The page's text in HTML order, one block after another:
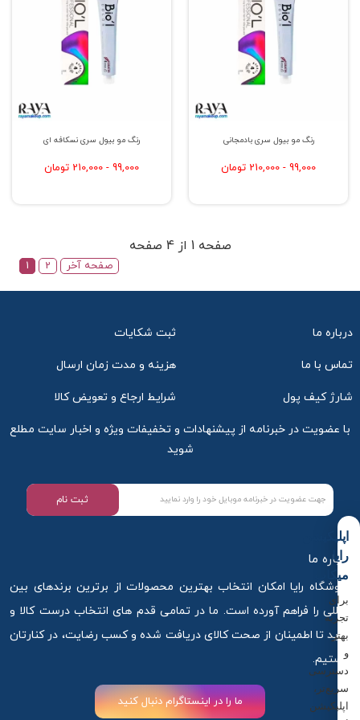
آنها موثر می باشد. در نتیجه موهایتان را فوق العاده نرم و
ابریشمی و براق می سازد. بنابراین اگر به دنبال رنگ مویی
با پوشانندگی بالا و در عین حال غیر اسیب رسان هستید،
رنگ موی بیول را انتخاب کنید. این محصول در طیف رنگی
متنوعی تولید شده است. از این رو برای همه افراد با هر
رنگ پوست و چشم مناسب خواهد بود.
رنگ مو بیول سری بادمجانی
99,000 - 210,000 تومان
رنگ مو بیول سری نسکافه ای
99,000 - 210,000 تومان
صفحه 1 از 4 صفحه
1 2 صفحه آخر
درباره ما ثبت شکایات
تماس با ما هزینه و مدت زمان ارسال
شارژ کیف پول شرایط ارجاع و تعویض کالا
با عضویت در خبرنامه از پیشنهادات و تخفیفات ویژه و اخبار سایت مطلع
شوید
ثبت نام
درباره ما
فروشگاه رایا امکان انتخاب بهترین محصولات از برترین برندهای بین
المللی را فراهم آورده است. ما در تمامی قدم های انتخاب درست کالا و
خرید تا اطمینان از صحت کالای دریافت شده و کسب رضایت، در کنارتان
هستیم.
ما را در اینستاگرام دنبال کنید
اپلیکیشن
رایا
میکاپ
برای
تجربه
بهتر
و
دسترسی
سریع‌تر،
اپلیکیشن